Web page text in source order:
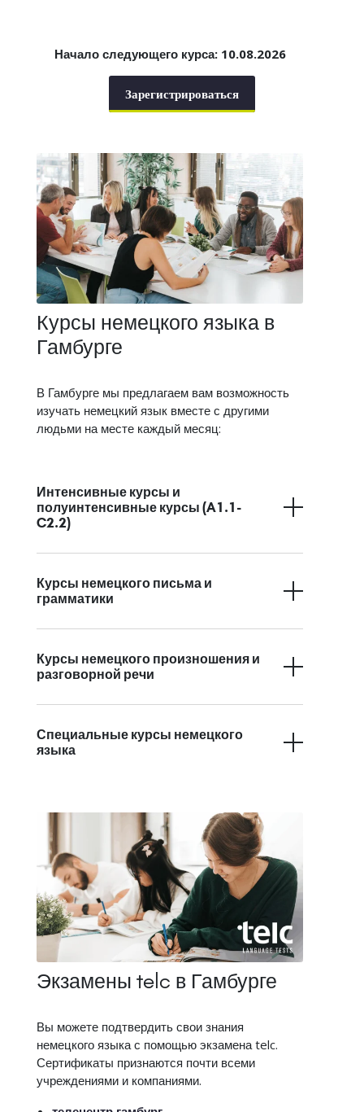
Начало следующего курса: 10.08.2026
Зарегистрироваться
Курсы немецкого языка в
Гамбурге
В Гамбурге мы предлагаем вам возможность
изучать немецкий язык вместе с другими
людьми на месте каждый месяц:
Интенсивные курсы и
полуинтенсивные курсы (A1.1-
C2.2)
Курсы немецкого письма и
грамматики
Курсы немецкого произношения и
разговорной речи
Специальные курсы немецкого
языка
Экзамены telc в Гамбурге
Вы можете подтвердить свои знания
немецкого языка с помощью экзамена telc.
Сертификаты признаются почти всеми
учреждениями и компаниями.